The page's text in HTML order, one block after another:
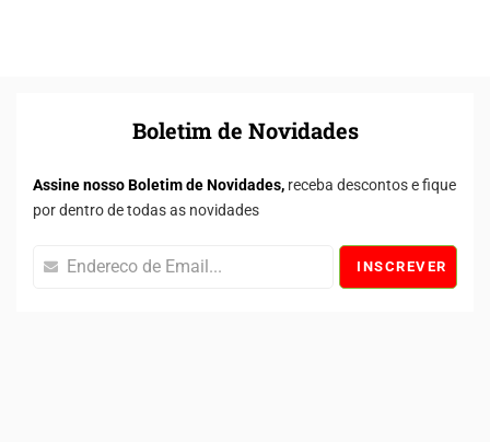
Boletim de Novidades
Assine nosso Boletim de Novidades, receba descontos e fique
por dentro de todas as novidades
INSCREVER